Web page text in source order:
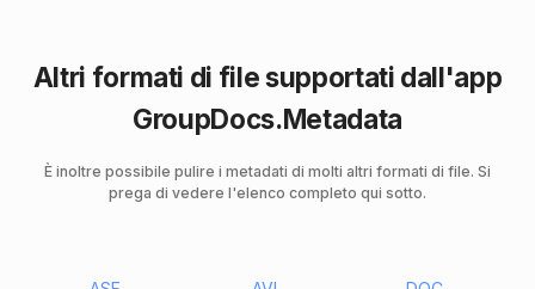
Altri formati di file supportati dall'app
GroupDocs.Metadata
È inoltre possibile pulire i metadati di molti altri formati di file. Si
prega di vedere l'elenco completo qui sotto.